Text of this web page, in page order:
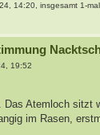
14:20, insgesamt 1-
19:52
Atemloch sitzt
im Rasen,